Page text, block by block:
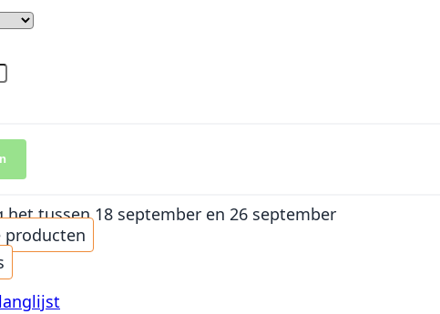
het tussen 18 september en 26 september
producten